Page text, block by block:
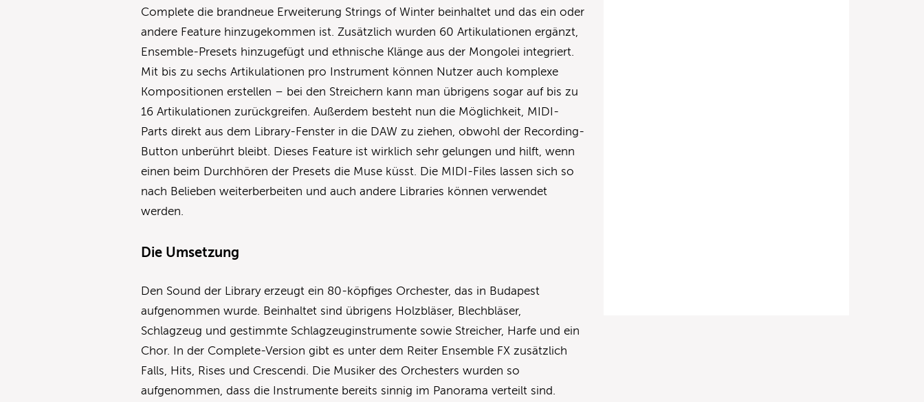
Complete die brandneue Erweiterung Strings of Winter beinhaltet und das ein oder
andere Feature hinzugekommen ist. Zusätzlich wurden 60 Artikulationen ergänzt,
Ensemble-Presets hinzugefügt und ethnische Klänge aus der Mongolei integriert.
Mit bis zu sechs Artikulationen pro Instrument können Nutzer auch komplexe
Kompositionen erstellen – bei den Streichern kann man übrigens sogar auf bis zu
16 Artikulationen zurückgreifen. Außerdem besteht nun die Möglichkeit, MIDI-
Parts direkt aus dem Library-Fenster in die DAW zu ziehen, obwohl der Recording-
Button unberührt bleibt. Dieses Feature ist wirklich sehr gelungen und hilft, wenn
einen beim Durchhören der Presets die Muse küsst. Die MIDI-Files lassen sich so
nach Belieben weiterberbeiten und auch andere Libraries können verwendet
werden.
Die Umsetzung
Den Sound der Library erzeugt ein 80-köpfiges Orchester, das in Budapest
aufgenommen wurde. Beinhaltet sind übrigens Holzbläser, Blechbläser,
Schlagzeug und gestimmte Schlagzeuginstrumente sowie Streicher, Harfe und ein
Chor. In der Complete-Version gibt es unter dem Reiter Ensemble FX zusätzlich
Falls, Hits, Rises und Crescendi. Die Musiker des Orchesters wurden so
aufgenommen, dass die Instrumente bereits sinnig im Panorama verteilt sind.